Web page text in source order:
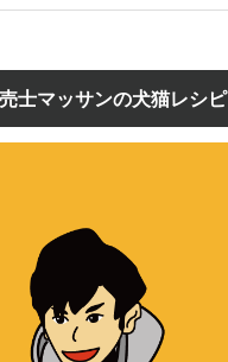
士マッサンの犬猫レシピ